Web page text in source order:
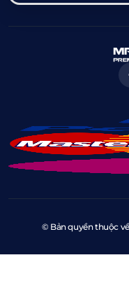
© Bản quyền thuộc